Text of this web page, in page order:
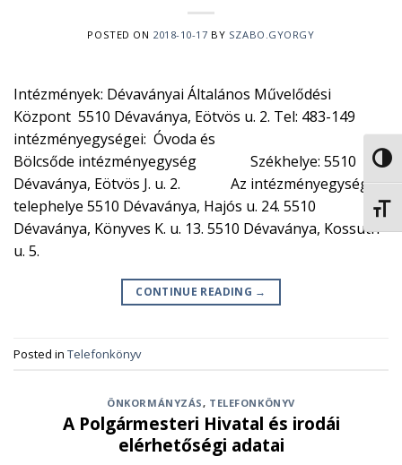
POSTED ON 2018-10-17 BY SZABO.GYORGY
Intézmények: Dévaványai Általános Művelődési
Központ 5510 Dévaványa, Eötvös u. 2. Tel: 483-149
intézményegységei: Óvoda és
Bölcsőde intézményegység Székhelye: 5510
Dévaványa, Eötvös J. u. 2. Az intézményegység
telephelye 5510 Dévaványa, Hajós u. 24. 5510
Dévaványa, Könyves K. u. 13. 5510 Dévaványa, Kossuth
u. 5.
CONTINUE READING →
Posted in Telefonkönyv
ÖNKORMÁNYZÁS, TELEFONKÖNYV
A Polgármesteri Hivatal és irodái
elérhetőségi adatai